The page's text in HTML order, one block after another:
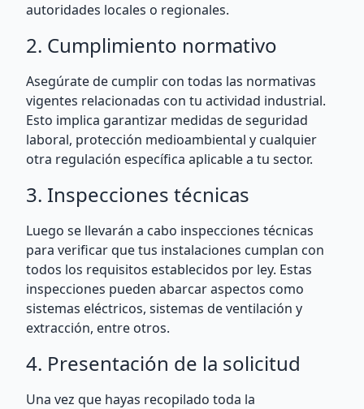
autoridades locales o regionales.
2. Cumplimiento normativo
Asegúrate de cumplir con todas las normativas
vigentes relacionadas con tu actividad industrial.
Esto implica garantizar medidas de seguridad
laboral, protección medioambiental y cualquier
otra regulación específica aplicable a tu sector.
3. Inspecciones técnicas
Luego se llevarán a cabo inspecciones técnicas
para verificar que tus instalaciones cumplan con
todos los requisitos establecidos por ley. Estas
inspecciones pueden abarcar aspectos como
sistemas eléctricos, sistemas de ventilación y
extracción, entre otros.
4. Presentación de la solicitud
Una vez que hayas recopilado toda la